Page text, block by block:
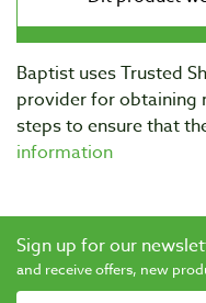
Baptist uses Trusted
provider for obtaining
steps to ensure that
information
Sign up for our
and receive offers, new